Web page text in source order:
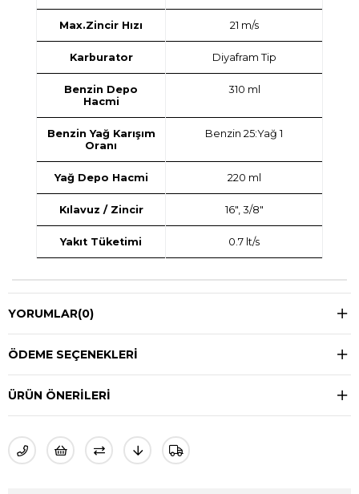
Max.Zincir Hızı 21 m/s
Karburator Diyafram Tip
Benzin Depo
Hacmi
310 ml
Benzin Yağ Karışım
Oranı
Benzin 25:Yağ 1
Yağ Depo Hacmi 220 ml
Kılavuz / Zincir 16", 3/8"
Yakıt Tüketimi 0.7 lt/s
YORUMLAR(0)
ÖDEME SEÇENEKLERI
ÜRÜN ÖNERILERI